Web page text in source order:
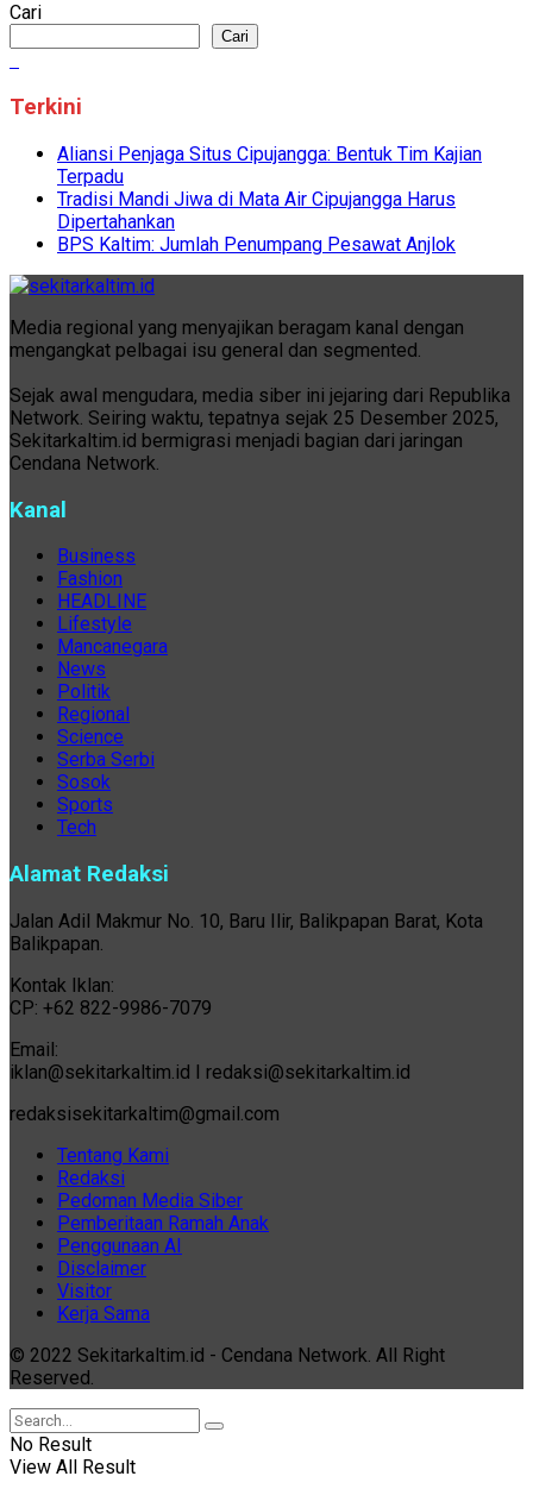
Cari
Cari
Terkini
Aliansi Penjaga Situs Cipujangga: Bentuk Tim Kajian
Terpadu
Tradisi Mandi Jiwa di Mata Air Cipujangga Harus
Dipertahankan
BPS Kaltim: Jumlah Penumpang Pesawat Anjlok
Media regional yang menyajikan beragam kanal dengan
mengangkat pelbagai isu general dan segmented.
Sejak awal mengudara, media siber ini jejaring dari Republika
Network. Seiring waktu, tepatnya sejak 25 Desember 2025,
Sekitarkaltim.id bermigrasi menjadi bagian dari jaringan
Cendana Network.
Kanal
Business
Fashion
HEADLINE
Lifestyle
Mancanegara
News
Politik
Regional
Science
Serba Serbi
Sosok
Sports
Tech
Alamat Redaksi
Jalan Adil Makmur No. 10, Baru Ilir, Balikpapan Barat, Kota
Balikpapan.
Kontak Iklan:
CP: +62 822-9986-7079
Email:
iklan@sekitarkaltim.id I redaksi@sekitarkaltim.id
redaksisekitarkaltim@gmail.com
Tentang Kami
Redaksi
Pedoman Media Siber
Pemberitaan Ramah Anak
Penggunaan AI
Disclaimer
Visitor
Kerja Sama
© 2022 Sekitarkaltim.id - Cendana Network. All Right
Reserved.
No Result
View All Result